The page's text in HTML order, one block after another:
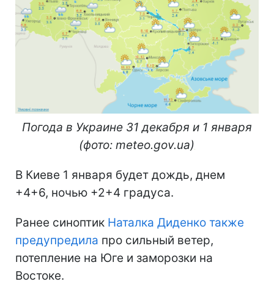
Погода в Украине 31 декабря и 1 января
(фото: meteo.gov.ua)
В Киеве 1 января будет дождь, днем
+4+6, ночью +2+4 градуса.
Ранее синоптик Наталка Диденко также
предупредила про сильный ветер,
потепление на Юге и заморозки на
Востоке.